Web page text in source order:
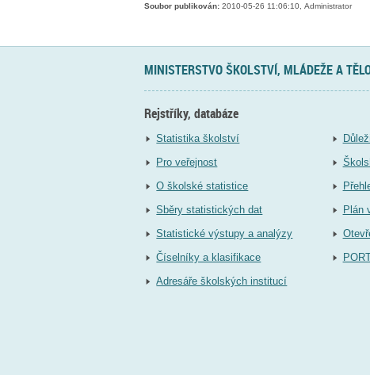
Soubor publikován: 2010-05-26 11:06:10, Administrator
MINISTERSTVO ŠKOLSTVÍ, MLÁDEŽE A
Rejstříky, databáze
Statistika školství
Pro veřejnost
O školské statistice
Sběry statistických dat
Statistické výstupy a analýzy
Číselníky a klasifikace
Adresáře školských institucí
Plán